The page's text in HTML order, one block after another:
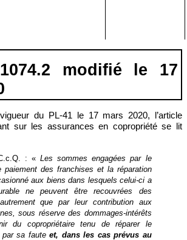
modifié le 17
du PL-41 le 17 mars 2020, l’article
sur les assurances en copropriété se lit
: «Les sommes engagées par le
paiement des franchises et la réparation
aux biens dans lesquels celui-ci a
ne peuvent être recouvrées des
que par leur contribution aux
sous réserve des dommages-intérêts
du copropriétaire tenu de réparer le
par sa fauteet, dans les cas prévus au